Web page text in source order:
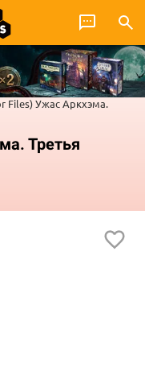
Files)Ужас Аркхэма.
Третья